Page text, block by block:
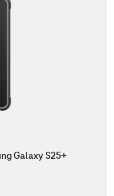
Galaxy S25+